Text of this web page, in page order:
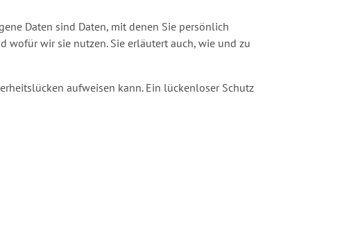
Daten sind Daten, mit denen Sie persönlich
wofür wir sie nutzen. Sie erläutert auch, wie und zu
aufweisen kann. Ein lückenloser Schutz